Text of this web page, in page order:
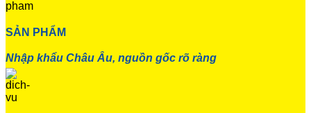
SẢN PHẨM
Nhập khẩu Châu Âu, nguồn gốc rõ ràng